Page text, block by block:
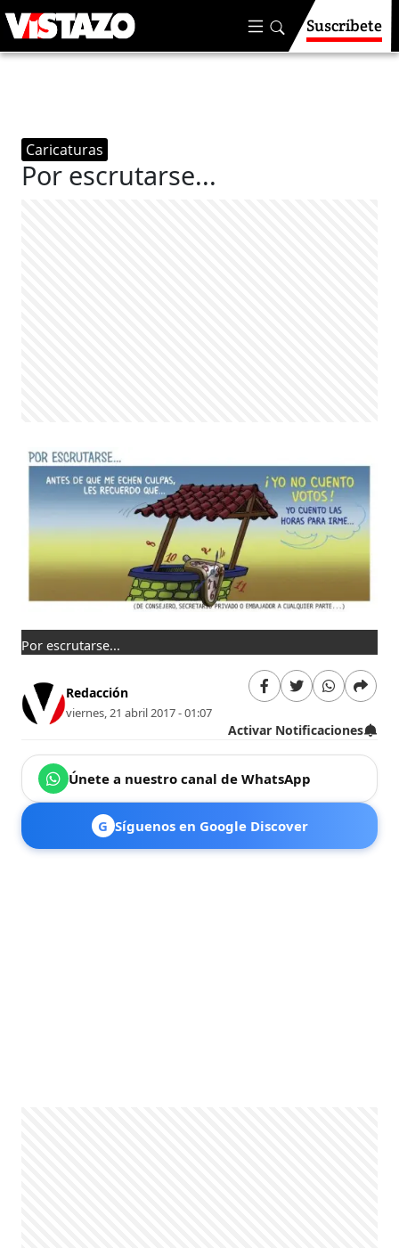
Suscríbete
Caricaturas
Por escrutarse...
Por escrutarse...
Redacción
viernes, 21 abril 2017 - 01:07
Activar Notificaciones
Únete a nuestro canal de WhatsApp
G Síguenos en Google Discover